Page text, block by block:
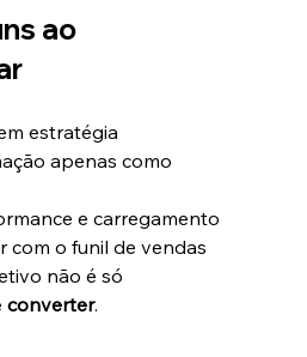
ao
estratégia
apenas como
e carregamento
com o funil de vendas
não é só
converter.